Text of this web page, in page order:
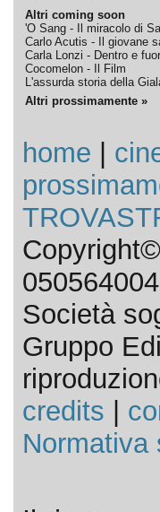
Altri coming soon
'O Sang - Il miracolo di
Carlo Acutis - Il giovane
Carla Lonzi - Dentro e
Cocomelon - Il Film
L'assurda storia della
Altri prossimamente »
home
Società
Gruppo
credits
Normativa